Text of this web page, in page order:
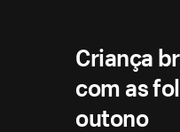
Criança
com as
outono